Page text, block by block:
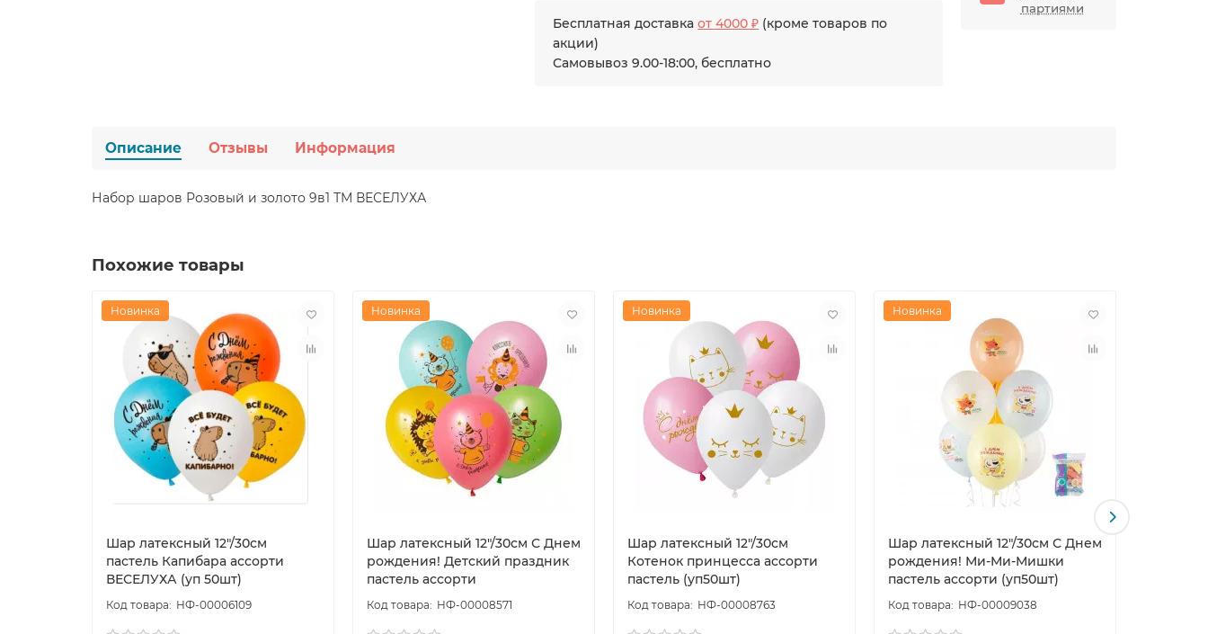
Бесплатная доставкаот 4000 ₽ (кроме товаров по
акции)
Самовывоз 9.00-18:00, бесплатно
партиями
Описание Отзывы Информация
Набор шаров Розовый и золото 9в1 ТМ ВЕСЕЛУХА
Похожие товары
Новинка
Шар латексный 12"/30см
пастель Капибара ассорти
ВЕСЕЛУХА (уп 50шт)
НФ-00006109
Новинка
Шар латексный 12"/30см С Днем
рождения! Детский праздник
пастель ассорти
НФ-00008571
Новинка
Шар латексный 12"/30см
Котенок принцесса ассорти
пастель (уп50шт)
НФ-00008763
Новинка
Шар латексный 12"/30см С Днем
рождения! Ми-Ми-Мишки
пастель ассорти (уп50шт)
НФ-00009038